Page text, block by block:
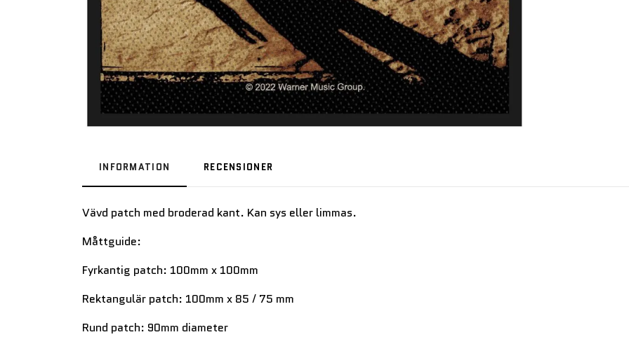
INFORMATION RECENSIONER
Vävd patch med broderad kant. Kan sys eller limmas.
Måttguide:
Fyrkantig patch: 100mm x 100mm
Rektangulär patch: 100mm x 85 / 75 mm
Rund patch: 90mm diameter